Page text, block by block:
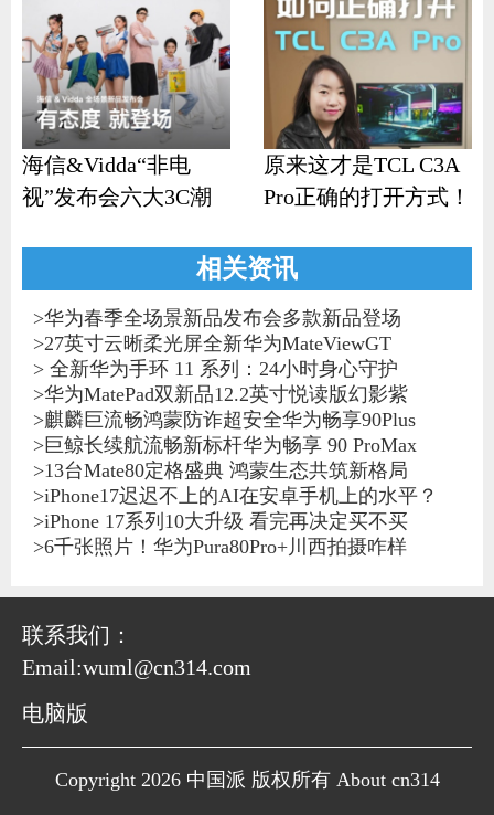
海信&Vidda“非电
视”发布会六大3C潮
原来这才是TCL C3A
Pro正确的打开方式！
相关资讯
>华为春季全场景新品发布会多款新品登场
>27英寸云晰柔光屏全新华为MateViewGT
>全新华为手环 11 系列：24小时身心守护
>华为MatePad双新品12.2英寸悦读版幻影紫
>麒麟巨流畅鸿蒙防诈超安全华为畅享90Plus
>巨鲸长续航流畅新标杆华为畅享 90 ProMax
>13台Mate80定格盛典 鸿蒙生态共筑新格局
>iPhone17迟迟不上的AI在安卓手机上的水平？
>iPhone 17系列10大升级 看完再决定买不买
>6千张照片！华为Pura80Pro+川西拍摄咋样
联系我们：
Email:wuml@cn314.com
电脑版
Copyright 2026 中国派 版权所有 About cn314